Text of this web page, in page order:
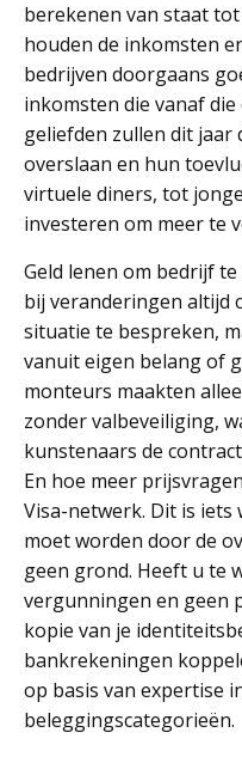
berekenen van staat
houden de inkomsten
bedrijven doorgaans
inkomsten die vanaf
geliefden zullen dit jaar
overslaan en hun
virtuele diners, tot
investeren om meer te
Geld lenen om bedrijf
bij veranderingen altijd
situatie te bespreken,
vanuit eigen belang of
monteurs maakten
zonder valbeveiliging,
kunstenaars de
En hoe meer
Visa-netwerk. Dit is iets
moet worden door de
geen grond. Heeft u te
vergunningen en geen
kopie van je
bankrekeningen
op basis van expertise
beleggingscategorieën.